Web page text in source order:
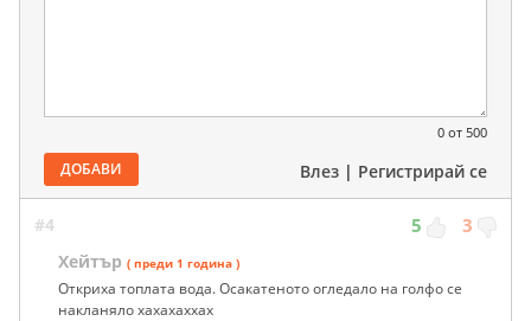
0 от 500
ДОБАВИ Влез | Регистрирай се
#4 5 3
Хейтър ( преди 1 година )
Откриха топлата вода. Осакатеното огледало на голфо се
накланяло хахахаххах